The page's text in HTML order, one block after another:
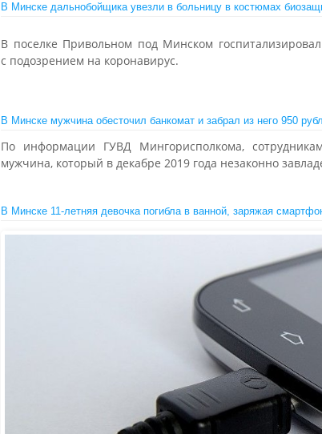
В Минске дальнобойщика увезли в больницу в костюмах
В поселке Привольном под Минском
с подозрением на коронавирус.
В Минске мужчина обесточил банкомат и забрал из него 950
По информации ГУВД Мингорисполкома,
мужчина, который в декабре 2019 года незаконно
В Минске 11-летняя девочка погибла в ванной, заряжая